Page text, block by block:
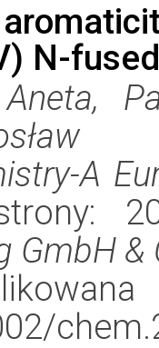
N-
A
GmbH &